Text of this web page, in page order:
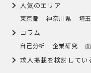
人気のエリア
東京都 神奈川県 埼
コラム
自己分析 企業研究
求人掲載を検討してい